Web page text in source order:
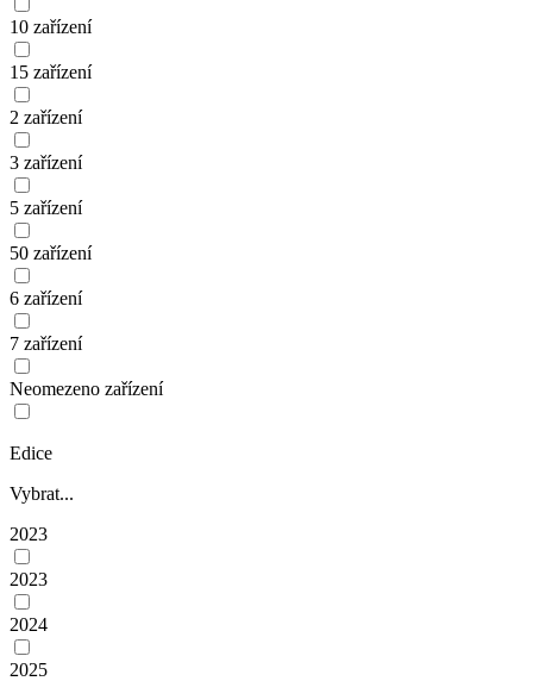
10 zařízení
15 zařízení
2 zařízení
3 zařízení
5 zařízení
50 zařízení
6 zařízení
7 zařízení
Neomezeno zařízení
Edice
Vybrat...
2023
2023
2024
2025